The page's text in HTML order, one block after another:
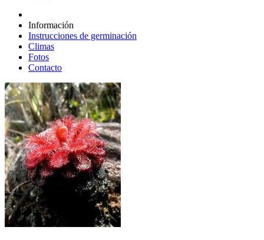
Información
Instrucciones de germinación
Climas
Fotos
Contacto